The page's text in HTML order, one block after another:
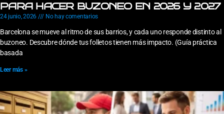
PARA HACER BUZONEO EN 2026 Y 2027
24 junio, 2026 No hay comentarios
Barcelona se mueve al ritmo de sus barrios, y cada uno responde distinto al
buzoneo. Descubre dónde tus folletos tienen más impacto. (Guía práctica
basada
Leer más »